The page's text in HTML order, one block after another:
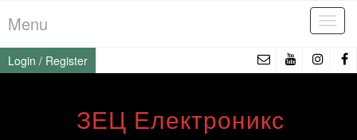
to
the
content
Menu
Login / Register
ЗЕЦ Електроникс